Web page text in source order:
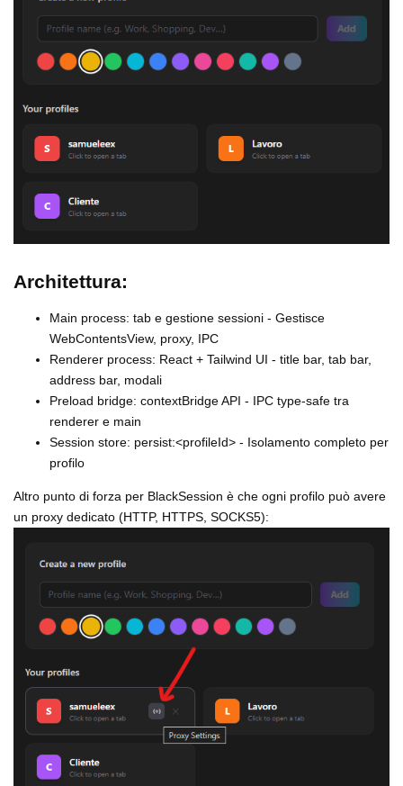
Architettura:
Main process: tab e gestione sessioni - Gestisce
WebContentsView, proxy, IPC
Renderer process: React + Tailwind UI - title bar, tab bar,
address bar, modali
Preload bridge: contextBridge API - IPC type-safe tra
renderer e main
Session store: persist:<profileId> - Isolamento completo per
profilo
Altro punto di forza per BlackSession è che ogni profilo può avere
un proxy dedicato (HTTP, HTTPS, SOCKS5):